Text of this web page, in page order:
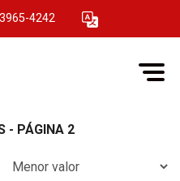
4242
- PÁGINA 2